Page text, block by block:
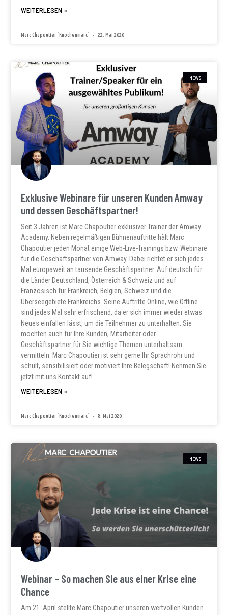
WEITERLESEN »
Marc Chapoutier "Knochenmarc" 22. Mai 2020
NEWS
Exklusive Webinare für unseren Kunden Amway
und dessen Geschäftspartner!
Seit 3 Jahren ist Marc Chapoutier exklusiver Trainer der Amway
Academy. Neben regelmäßigen Bühnenauftritte hält Marc
Chapoutier jeden Monat einige Web-Live-Trainings bzw. Webinare
für die Geschäftspartner von Amway. Dabei richtet er sich jedes
Mal europaweit an tausende Geschäftspartner. Auf deutsch für
die Länder Deutschland, Österreich & Schweiz und auf
Französisch für Frankreich, Belgien, Schweiz und die
Überseegebiete Frankreichs. Seine Auftritte Online, wie Offline
sind jedes Mal sehr erfrischend, da er sich immer wieder etwas
Neues einfallen lässt, um die Teilnehmer zu unterhalten. Sie
möchten auch für Ihre Kunden, Mitarbeiter oder
Geschäftspartner für Sie wichtige Themen unterhaltsam
vermitteln. Marc Chapoutier ist sehr gerne Ihr Sprachrohr und
schult, sensibilisiert oder motiviert Ihre Belegschaft! Nehmen Sie
jetzt mit uns Kontakt auf!
WEITERLESEN »
Marc Chapoutier "Knochenmarc" 8. Mai 2020
NEWS
Webinar – So machen Sie aus einer Krise eine
Chance
Am 21. April stellte Marc Chapoutier unseren wertvollen Kunden